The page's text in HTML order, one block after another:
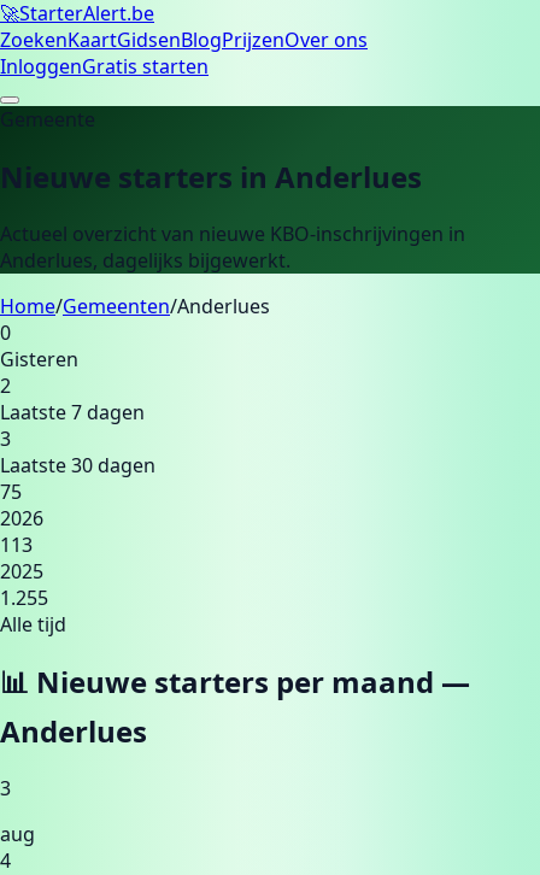
🚀StarterAlert.be
ZoekenKaartGidsenBlogPrijzenOver ons
InloggenGratis starten
Gemeente
Nieuwe starters in Anderlues
Actueel overzicht van nieuwe KBO-inschrijvingen in
Anderlues, dagelijks bijgewerkt.
Home/Gemeenten/Anderlues
0
Gisteren
2
Laatste 7 dagen
3
Laatste 30 dagen
75
2026
113
2025
1.255
Alle tijd
📊 Nieuwe starters per maand —
Anderlues
3
aug
4